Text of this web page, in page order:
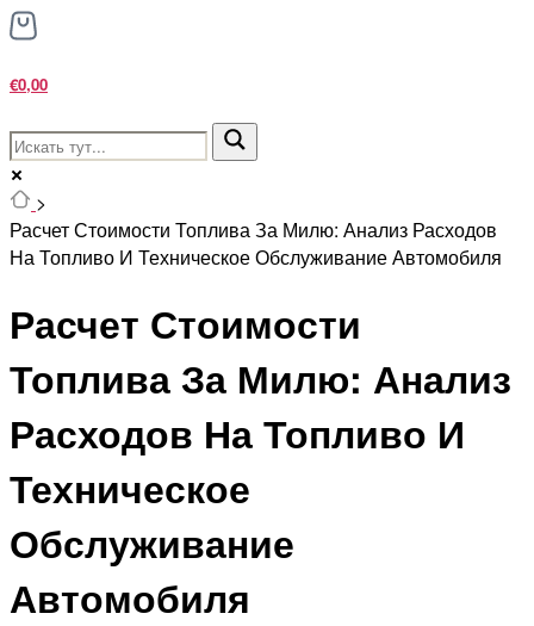
€0,00
>
Расчет Стоимости Топлива За Милю: Анализ Расходов
На Топливо И Техническое Обслуживание Автомобиля
Расчет Стоимости
Топлива За Милю: Анализ
Расходов На Топливо И
Техническое
Обслуживание
Автомобиля